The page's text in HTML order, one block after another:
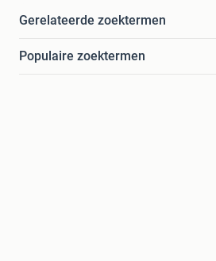
Gerelateerde zoektermen
Populaire zoektermen